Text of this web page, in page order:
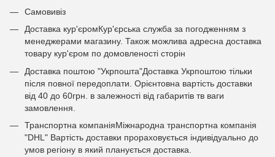
Самовивіз
Доставка кур'єромКур'єрська служба за погодженням з
менеджерами магазину. Також можлива адресна доставка
товару кур'єром по домовленості сторін
Доставка поштою "Укрпошта"Доставка Укрпоштою тільки
після повної передоплати. Орієнтовна вартість доставки
від 40 до 60грн. в залежності від габаритів тв ваги
замовлення.
Транспортна компаніяМіжнародна транспортна компанія
"DHL" Вартість доставки прораховується індивідуально до
умов регіону в який планується доставка.